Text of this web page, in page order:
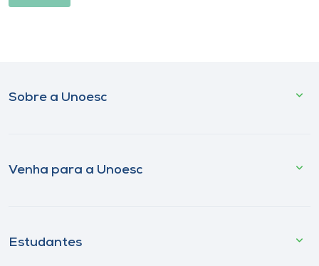
Sobre a Unoesc
Venha para a Unoesc
Estudantes